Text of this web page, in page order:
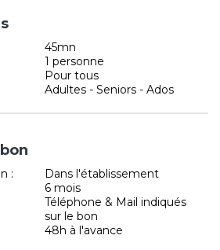
45mn
1 personne
Pour tous
Adultes - Seniors - Ados
:
Dans l'établissement
6 mois
Téléphone & Mail indiqués
sur le bon
48h à l'avance